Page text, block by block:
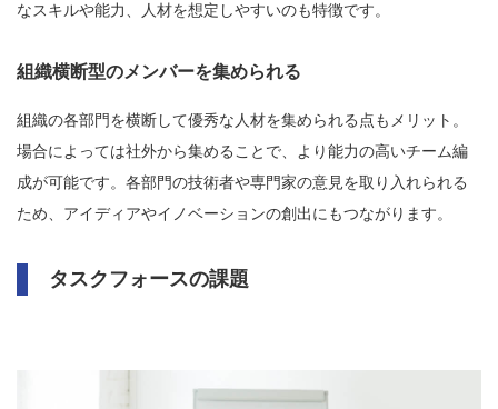
なスキルや能力、人材を想定しやすいのも特徴です。
組織横断型のメンバーを集められる
組織の各部門を横断して優秀な人材を集められる点もメリット。
場合によっては社外から集めることで、より能力の高いチーム編
成が可能です。各部門の技術者や専門家の意見を取り入れられる
ため、アイディアやイノベーションの創出にもつながります。
タスクフォースの課題